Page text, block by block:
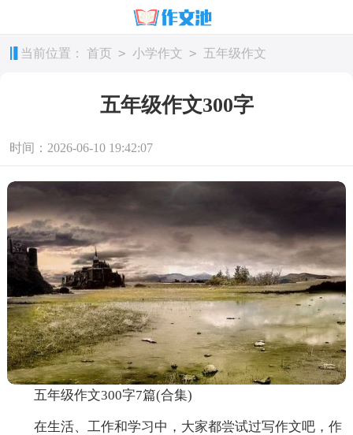
当前位置： 首页 > 小学作文 > 五年级作文
五年级作文300字
时间：2026-06-10 19:42:07
五年级作文300字7篇(合集)
在生活、工作和学习中，大家都尝试过写作文吧，作